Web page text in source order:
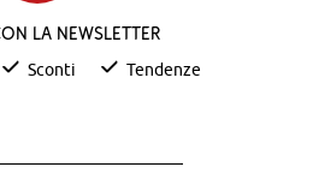
la newsletter
Sconti Tendenze